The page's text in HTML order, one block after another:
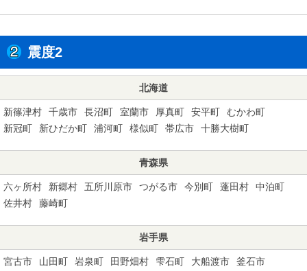
震度2
北海道
新篠津村 千歳市 長沼町 室蘭市 厚真町 安平町
むかわ町
新冠町
新ひだか町 浦河町 様似町 帯広市 十勝大樹町
青森県
六ヶ所村 新郷村 五所川原市 つがる市 今別町 蓬田村
中泊町
佐井村
藤崎町
岩手県
宮古市 山田町 岩泉町 田野畑村 雫石町 大船渡市
釜石市